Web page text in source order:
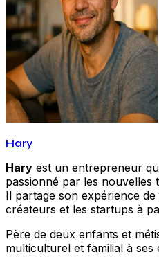
Hary
Hary est un entrepreneur
passionné par les nouvelles
Il partage son expérience
créateurs et les startups à
Père de deux enfants et
multiculturel et familial à ses